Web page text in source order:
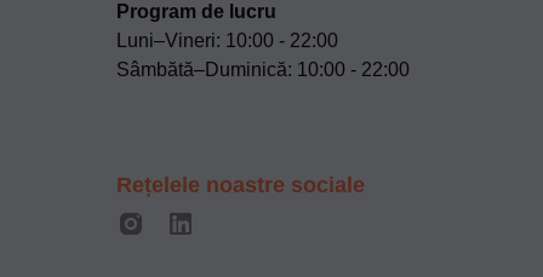
Program de lucru
Luni–Vineri: 10:00 - 22:00
Sâmbătă–Duminică: 10:00 - 22:00
Rețelele noastre sociale